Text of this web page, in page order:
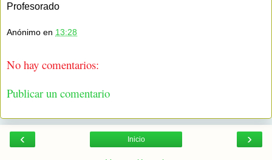
Profesorado
Anónimo en 13:28
No hay comentarios:
Publicar un comentario
‹ ›
Inicio